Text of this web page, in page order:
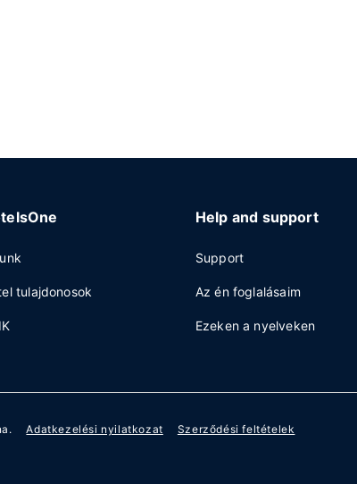
tulajdonosok
Help and support
Support
Az én foglalásaim
Ezeken a nyelveken
Adatkezelési nyilatkozat Szerződési feltételek